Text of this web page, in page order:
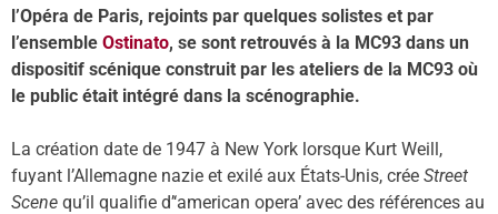
l’Opéra de Paris, rejoints par quelques solistes et par
l’ensemble Ostinato, se sont retrouvés à la MC93 dans un
dispositif scénique construit par les ateliers de la MC93 où
le public était intégré dans la scénographie.
La création date de 1947 à New York lorsque Kurt Weill,
fuyant l’Allemagne nazie et exilé aux États-Unis, crée Street
Scene qu’il qualifie d’‘american opera’ avec des références au